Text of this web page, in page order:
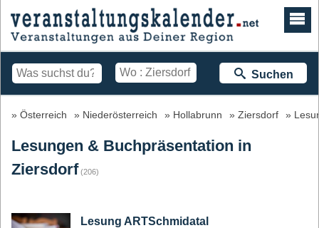
Suchen
Österreich Niederösterreich Hollabrunn Ziersdorf
Lesungen & Buchpräsentation in
Ziersdorf (206)
Lesung ARTSchmidatal